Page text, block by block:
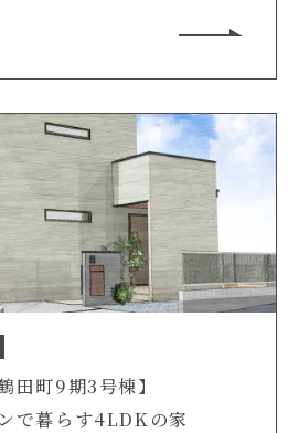
田町9期3号棟】
で暮らす4LDKの家